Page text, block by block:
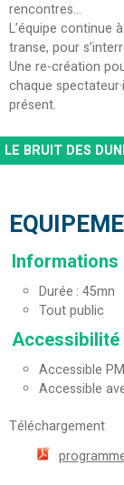
rencontres…
L’équipe continue
transe, pour
Une re-création
chaque
présent.
LE BRUIT DES
Informations
Durée 45mn
Tout public
Accessibilité
Accessible
Accessible
Téléchargement